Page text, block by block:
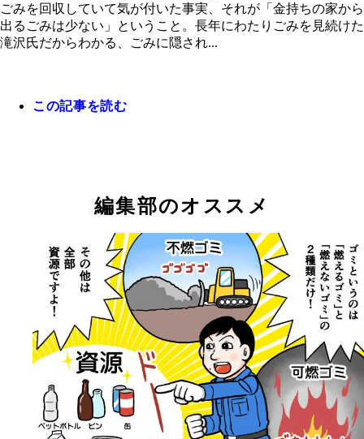
ごみを回収していて気が付いた事実、それが「金持ちの家から
出るごみは少ない」ということ。長年にわたりごみを見続けた
滝沢氏だからわかる、ごみに隠され...
この記事を読む
編集部のオススメ